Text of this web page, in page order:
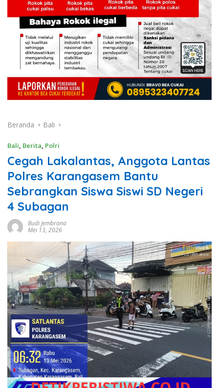
Beranda Bali
Bali, Berita, Polri
Cegah Lakalantas, Anggota Lantas
Polres Karangasem Bantu
Sebrangkan Siswa Siswi SD Negeri
4 Subagan
Budi Jembrana
Mei 13, 2026